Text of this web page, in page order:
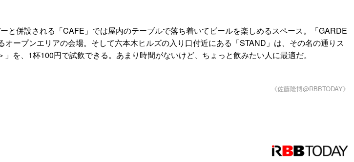
併設される「CAFE」では屋内のテーブルで落ち着いてビールを楽しめるスペース。「GARDE
ープンエリアの会場。そして六本木ヒルズの入り口付近にある「STAND」は、その名の通りス
を、1杯100円で試飲できる。あまり時間がないけど、ちょっと飲みたい人に最適だ。
《佐藤隆博@RBBTODAY》